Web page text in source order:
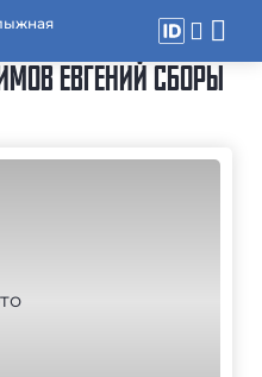
ЕВГЕНИЙ СБОРЫ